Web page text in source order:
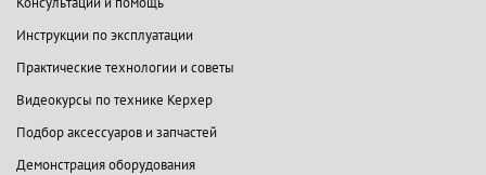
Инструкции по эксплуатации
Практические технологии и советы
Видеокурсы по технике Керхер
Подбор аксессуаров и запчастей
Демонстрация оборудования